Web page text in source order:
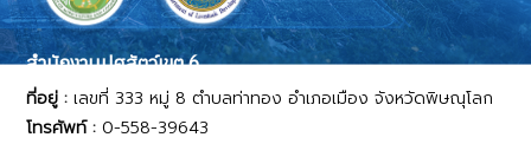
สำนักงานปศุสัตว์เขต 6
ที่อยู่ :เลขที่ 333 หมู่ 8 ตำบลท่าทอง อำเภอเมือง จังหวัดพิษณุโลก
โทรศัพท์ : 0-558-39643